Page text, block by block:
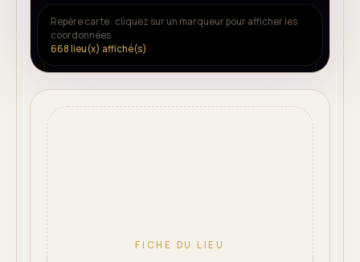
Repère carte · cliquez sur un marqueur pour afficher les
coordonnées
668 lieu(x) affiché(s)
FICHE DU LIEU